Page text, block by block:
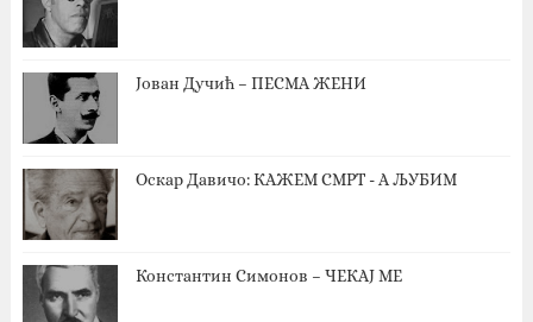
Јован Дучић – ПЕСМА ЖЕНИ
Оскар Давичо‎: КАЖЕМ СМРТ - А ЉУБИМ
Константин Симонов – ЧЕКАЈ МЕ